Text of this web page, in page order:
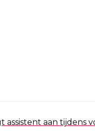
assistent aan tijdens